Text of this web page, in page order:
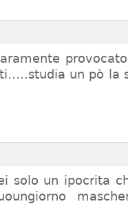
un pò la
solo un ipocrita